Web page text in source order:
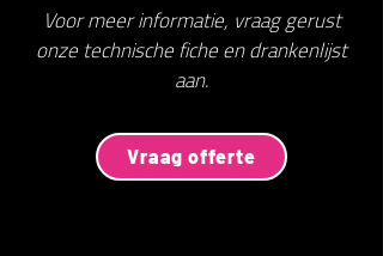
Voor meer informatie, vraag gerust
onze technische fiche en drankenlijst
aan.
Vraag offerte